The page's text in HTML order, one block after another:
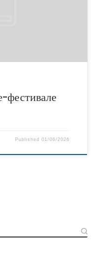
фестивале
Published01/06/2026